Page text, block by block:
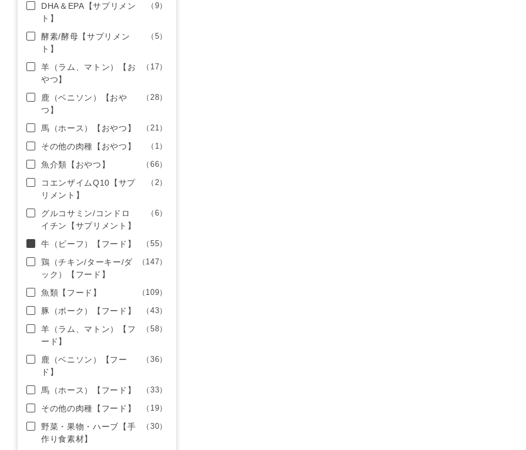
DHA＆EPA【サプリメン
ト】
（9）
酵素/酵母【サプリメン
ト】
（5）
羊（ラム、マトン）【お
やつ】
（17）
鹿（ベニソン）【おや
つ】
（28）
馬（ホース）【おやつ】 （21）
その他の肉種【おやつ】 （1）
魚介類【おやつ】 （66）
コエンザイムQ10【サプ
リメント】
（2）
グルコサミン/コンドロ
イチン【サプリメント】
（6）
牛（ビーフ）【フード】 （55）
鶏（チキン/ターキー/ダ
ック）【フード】
（147）
魚類【フード】 （109）
豚（ポーク）【フード】 （43）
羊（ラム、マトン）【フ
ード】
（58）
鹿（ベニソン）【フー
ド】
（36）
馬（ホース）【フード】 （33）
その他の肉種【フード】 （19）
野菜・果物・ハーブ【手
作り食素材】
（30）